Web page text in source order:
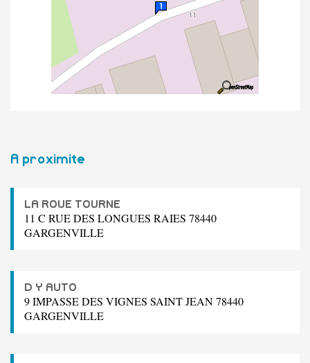
A proximite
LA ROUE TOURNE
11 C RUE DES LONGUES RAIES 78440
GARGENVILLE
D Y AUTO
9 IMPASSE DES VIGNES SAINT JEAN 78440
GARGENVILLE